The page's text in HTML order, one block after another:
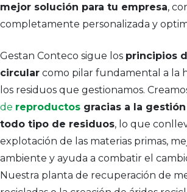
mejor solución para tu empresa,
completamente personalizada y
Gestan Conteco sigue los principios
circular como pilar fundamental a la
los residuos que gestionamos.
de reproductos gracias a la
todo tipo de residuos, lo que
explotación de las materias primas,
ambiente y ayuda a combatir el
Nuestra planta de recuperación de